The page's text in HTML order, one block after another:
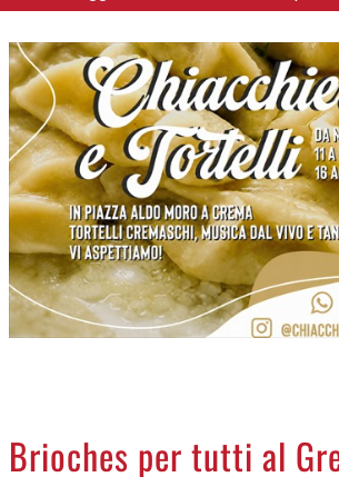
APPUNTAMENTI
CREMASCO
OROSCOPO
LA PIAZZA
ANIMALI
NECROLOGI
ACCEDI
Brioches per tutti al